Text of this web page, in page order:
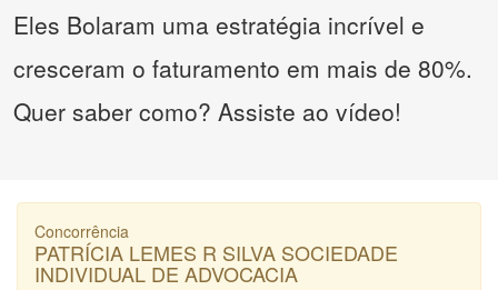
Eles Bolaram uma estratégia incrível e
cresceram o faturamento em mais de 80%.
Quer saber como? Assiste ao vídeo!
Concorrência
PATRÍCIA LEMES R SILVA SOCIEDADE
INDIVIDUAL DE ADVOCACIA